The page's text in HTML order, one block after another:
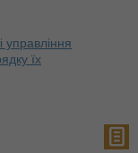
управління
їх